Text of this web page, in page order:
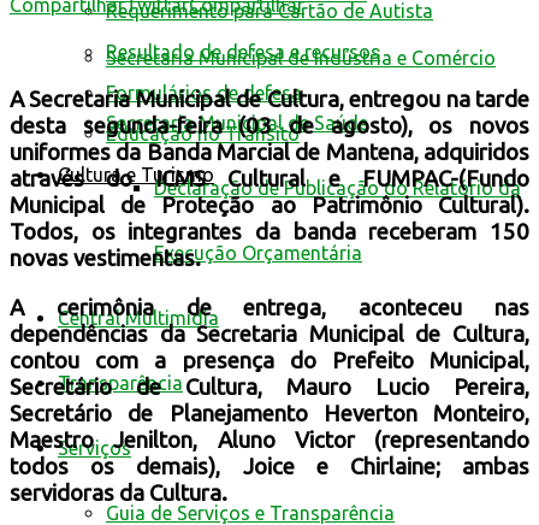
Requerimento para Cartão de Autista
Resultado de defesa e recursos
Formulários de defesa
Educação no Trânsito
Cultura e Turismo
Secretaria Municipal de Indústria e Comércio
Secretaria Municipal de Saúde
Declaração de Publicação do Relatório da
Execução Orçamentária
Central Multimídia
Transparência
Serviços
Guia de Serviços e Transparência
CompartilharTwittarCompartilhar
A Secretaria Municipal de Cultura, entregou na tarde
desta segunda-feira (03 de agosto), os novos
uniformes da Banda Marcial de Mantena, adquiridos
através doICMS CulturaleFUMPAC-(Fundo
Municipal de Proteção ao Patrimônio Cultural).
Todos, os integrantes da banda receberam 150
novas vestimentas.
A cerimônia de entrega, aconteceu nas
dependências da Secretaria Municipal de Cultura,
contou com a presença do Prefeito Municipal,
Secretário de Cultura, Mauro Lucio Pereira,
Secretário de Planejamento Heverton Monteiro,
Maestro Jenilton, Aluno Victor (representando
todos os demais), Joice e Chirlaine; ambas
servidoras da Cultura.